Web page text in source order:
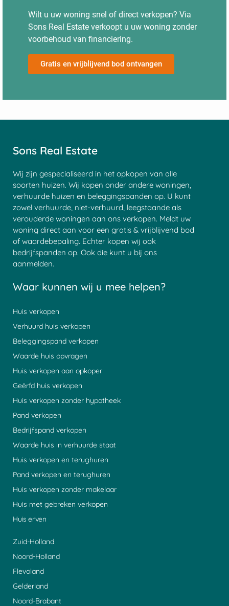
Wilt u uw woning snel of direct verkopen? Via
Sons Real Estate verkoopt u uw woning zonder
voorbehoud van financiering.
Gratis en vrijblijvend bod ontvangen
Sons Real Estate
Wij zijn gespecialiseerd in het opkopen van alle
soorten huizen. Wij kopen onder andere woningen,
verhuurde huizen en beleggingspanden op. U kunt
zowel verhuurde, niet-verhuurd, leegstaande als
verouderde woningen aan ons verkopen. Meldt uw
woning direct aan voor een gratis & vrijblijvend bod
of waardebepaling. Echter kopen wij ook
bedrijfspanden op. Ook die kunt u bij ons
aanmelden.
Waar kunnen wij u mee helpen?
Huis verkopen
Verhuurd huis verkopen
Beleggingspand verkopen
Waarde huis opvragen
Huis verkopen aan opkoper
Geërfd huis verkopen
Huis verkopen zonder hypotheek
Pand verkopen
Bedrijfspand verkopen
Waarde huis in verhuurde staat
Huis verkopen en terughuren
Pand verkopen en terughuren
Huis verkopen zonder makelaar
Huis met gebreken verkopen
Huis erven
Zuid-Holland
Noord-Holland
Flevoland
Gelderland
Noord-Brabant